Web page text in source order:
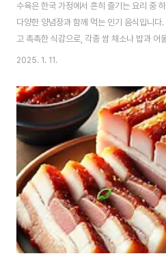
수육은 한국 가정에서 흔히 즐기는 요리 중
다양한 양념장과 함께 먹는 인기 음식입니다
고 촉촉한 식감으로, 각종 쌈 채소나 밥과 어
육의 성공은 고기 선택과 준비, 잡내를 없애
을 자세히 소개합니다.1. 고기 선택과 준비
한 부위는 삼겹살과 앞다리살입니다.삼겹살
한 풍미가 특징입니다. 특히 기름진 식감을
가 깊습니다.앞다리살은 삼겹살보다 지방이
하게 즐길 수 있는 선택..
2025. 1. 11.